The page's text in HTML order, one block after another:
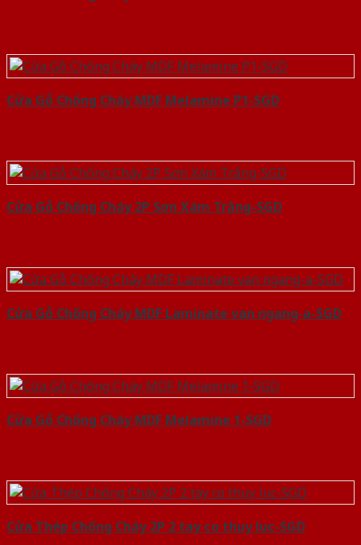
Cửa Gỗ Chống Cháy MDF Melamine P1-SGD
Cửa Gỗ Chống Cháy 2P Sơn Xám Trắng-SGD
Cửa Gỗ Chống Cháy MDF Laminate van ngang-a-SGD
Cửa Gỗ Chống Cháy MDF Melamine 1-SGD
Cửa Thép Chống Cháy 2P 2 tay co thuy luc-SGD